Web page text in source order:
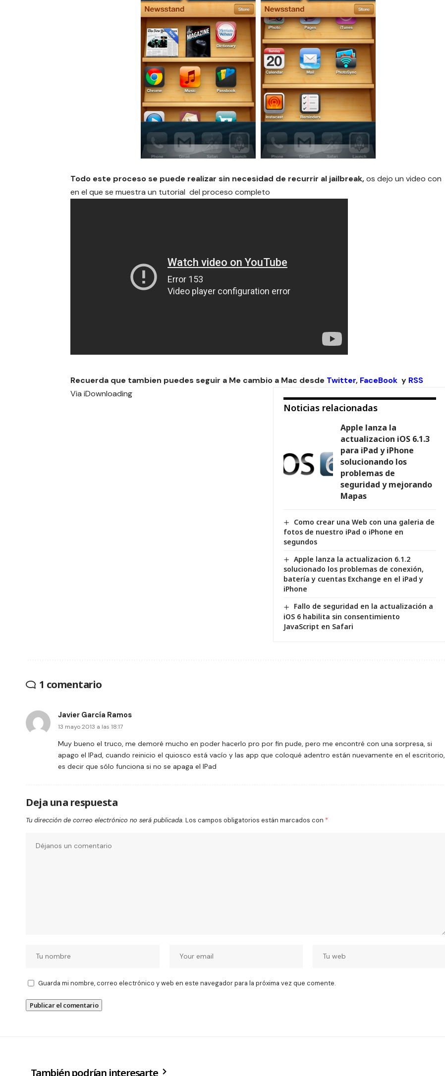
Todo este proceso se puede realizar sin necesidad de recurrir al jailbreak,os dejo un video con
en el que se muestra un tutorial del proceso completo
Recuerda que tambien puedes seguir a Me cambio a Mac desde Twitter, FaceBook y RSS
Noticias relacionadas
Apple lanza la
actualizacion iOS 6.1.3
para iPad y iPhone
solucionando los
problemas de
seguridad y mejorando
Mapas
Como crear una Web con una galeria de
fotos de nuestro iPad o iPhone en
segundos
Apple lanza la actualizacion 6.1.2
solucionado los problemas de conexión,
batería y cuentas Exchange en el iPad y
iPhone
Fallo de seguridad en la actualización a
iOS 6 habilita sin consentimiento
JavaScript en Safari
Via iDownloading
1 comentario
Javier García Ramos
13 mayo 2013 a las 18:17
Muy bueno el truco, me demoré mucho en poder hacerlo pro por fin pude, pero me encontré con una sorpresa, si
apago el IPad, cuando reinicio el quiosco está vacío y las app que coloqué adentro están nuevamente en el escritorio,
es decir que sólo funciona si no se apaga el IPad
Deja una respuesta
Tu dirección de correo electrónico no será publicada. Los campos obligatorios están marcados con *
Guarda mi nombre, correo electrónico y web en este navegador para la próxima vez que comente.
También podrían interesarte